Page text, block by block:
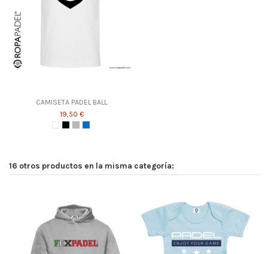
CAMISETA PADEL BALL
19,50 €
16 otros productos en la misma categoría: